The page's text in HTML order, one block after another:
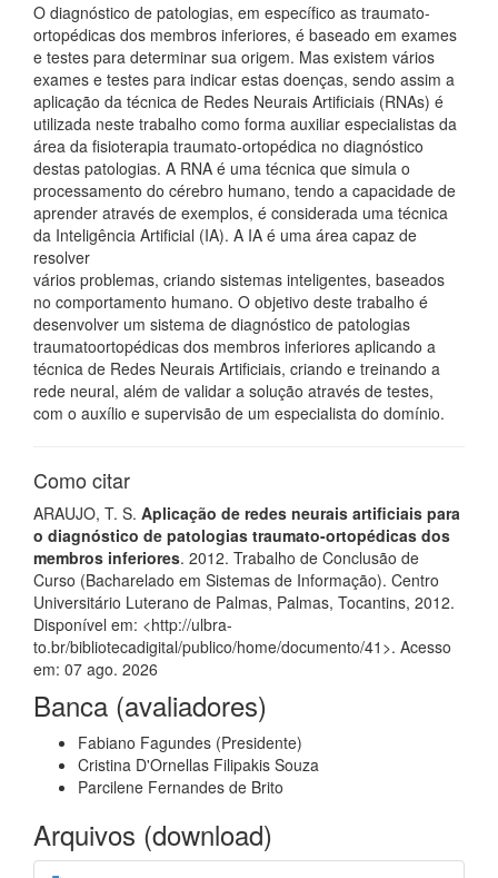
O diagnóstico de patologias, em específico as traumato-
ortopédicas dos membros inferiores, é baseado em exames
e testes para determinar sua origem. Mas existem vários
exames e testes para indicar estas doenças, sendo assim a
aplicação da técnica de Redes Neurais Artificiais (RNAs) é
utilizada neste trabalho como forma auxiliar especialistas da
área da fisioterapia traumato-ortopédica no diagnóstico
destas patologias. A RNA é uma técnica que simula o
processamento do cérebro humano, tendo a capacidade de
aprender através de exemplos, é considerada uma técnica
da Inteligência Artificial (IA). A IA é uma área capaz de
resolver
vários problemas, criando sistemas inteligentes, baseados
no comportamento humano. O objetivo deste trabalho é
desenvolver um sistema de diagnóstico de patologias
traumatoortopédicas dos membros inferiores aplicando a
técnica de Redes Neurais Artificiais, criando e treinando a
rede neural, além de validar a solução através de testes,
com o auxílio e supervisão de um especialista do domínio.
Como citar
ARAUJO, T. S. Aplicação de redes neurais artificiais para
o diagnóstico de patologias traumato-ortopédicas dos
membros inferiores. 2012. Trabalho de Conclusão de
Curso (Bacharelado em Sistemas de Informação). Centro
Universitário Luterano de Palmas, Palmas, Tocantins, 2012.
Disponível em: <http://ulbra-
to.br/bibliotecadigital/publico/home/documento/41>. Acesso
em: 07 ago. 2026
Banca (avaliadores)
Fabiano Fagundes (Presidente)
Cristina D'Ornellas Filipakis Souza
Parcilene Fernandes de Brito
Arquivos (download)